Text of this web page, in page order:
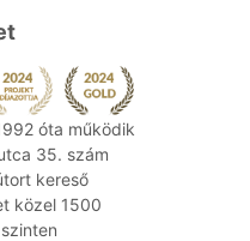
óta működik
35. szám
kereső
közel 1500